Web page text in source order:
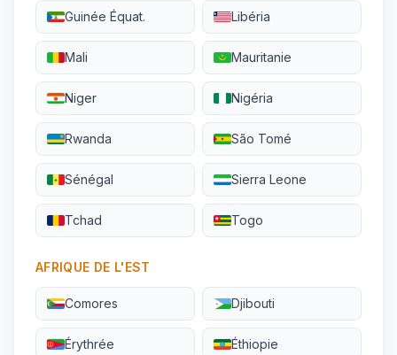
Guinée Équat. Libéria
Mali Mauritanie
Niger Nigéria
Rwanda São Tomé
Sénégal Sierra Leone
Tchad Togo
AFRIQUE DE L'EST
Comores Djibouti
Érythrée Éthiopie